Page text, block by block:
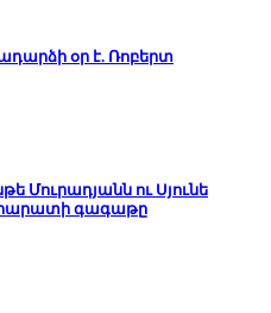
օր է. Ռոբերտ
Մուրադյանն ու Սյունե
գագաթը